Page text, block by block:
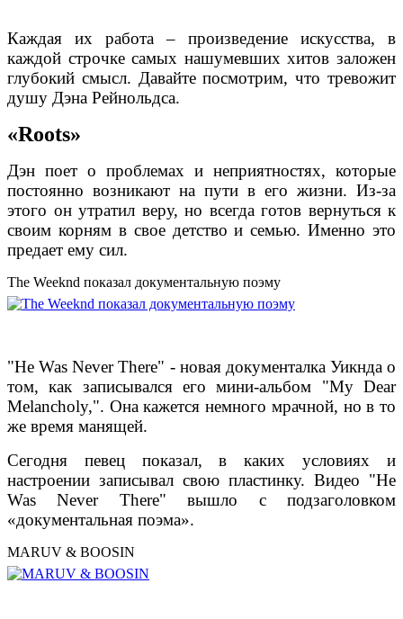
Каждая их работа – произведение искусства, в
каждой строчке самых нашумевших хитов заложен
глубокий смысл. Давайте посмотрим, что тревожит
душу Дэна Рейнольдса.
«Roots»
Дэн поет о проблемах и неприятностях, которые
постоянно возникают на пути в его жизни. Из-за
этого он утратил веру, но всегда готов вернуться к
своим корням в свое детство и семью. Именно это
предает ему сил.
The Weeknd показал документальную поэму
"He Was Never There" - новая документалка Уикнда о
том, как записывался его мини-альбом "My Dear
Melancholy,". Она кажется немного мрачной, но в то
же время манящей.
Сегодня певец показал, в каких условиях и
настроении записывал свою пластинку. Видео "He
Was Never There" вышло с подзаголовком
«документальная поэма».
MARUV & BOOSIN